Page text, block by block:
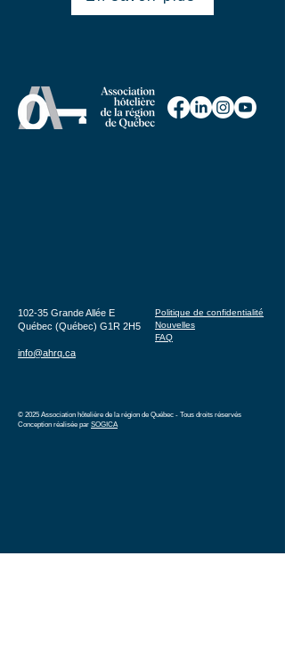
Politique de confidentialité
Nouvelles
FAQ
102-35 Grande Allée E
Québec (Québec) G1R 2H5
info@ahrq.ca
© 2025 Association hôtelière de la région de Québec - Tous droits réservés
Conception réalisée par SOGICA